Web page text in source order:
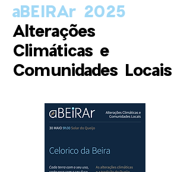
aBEIRAr 2025
Alterações
Climáticas e
Comunidades Locais